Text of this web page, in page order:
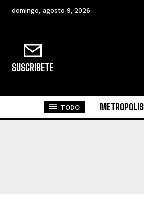
domingo, agosto 9, 2026
SUSCRIBETE
TODO METROPOLIS